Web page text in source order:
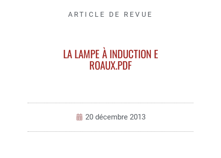
ARTICLE DE REVUE
LA LAMPE À INDUCTION E
ROAUX.PDF
20 décembre 2013